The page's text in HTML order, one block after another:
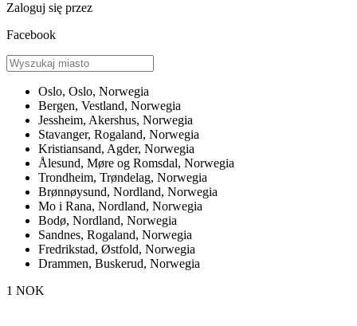
Zaloguj się przez
Facebook
Oslo, Oslo, Norwegia
Bergen, Vestland, Norwegia
Jessheim, Akershus, Norwegia
Stavanger, Rogaland, Norwegia
Kristiansand, Agder, Norwegia
Ålesund, Møre og Romsdal, Norwegia
Trondheim, Trøndelag, Norwegia
Brønnøysund, Nordland, Norwegia
Mo i Rana, Nordland, Norwegia
Bodø, Nordland, Norwegia
Sandnes, Rogaland, Norwegia
Fredrikstad, Østfold, Norwegia
Drammen, Buskerud, Norwegia
1 NOK